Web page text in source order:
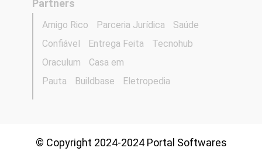
Partners
Amigo Rico Parceria Jurídica
Saúde
Confiável
Entrega Feita
Tecnohub
Oraculum
Casa em
Pauta
Buildbase Eletropedia
© Copyright 2024-2024 Portal Softwares